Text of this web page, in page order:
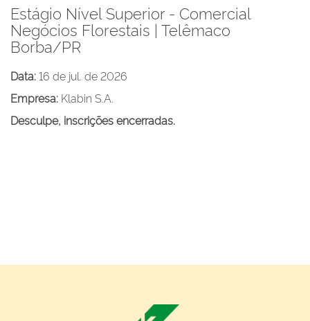
Estágio Nível Superior - Comercial
Negócios Florestais | Telêmaco
Borba/PR
Data:16 de jul. de 2026
Empresa: Klabin S.A.
Desculpe, inscrições encerradas.